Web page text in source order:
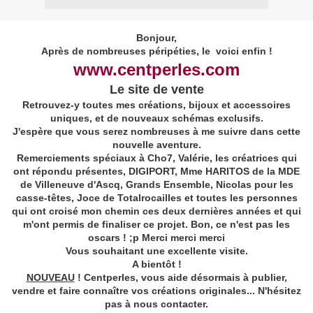
Bonjour,
Après de nombreuses péripéties, le voici enfin !
www.centperles.com
Le site de vente
Retrouvez-y toutes mes créations, bijoux et accessoires
uniques, et de nouveaux schémas exclusifs.
J'espère que vous serez nombreuses à me suivre dans cette
nouvelle aventure.
Remerciements spéciaux à Cho7, Valérie, les créatrices qui
ont répondu présentes, DIGIPORT, Mme HARITOS de la MDE
de Villeneuve d'Ascq, Grands Ensemble, Nicolas pour les
casse-têtes, Joce de Totalrocailles et toutes les personnes
qui ont croisé mon chemin ces deux dernières années et qui
m'ont permis de finaliser ce projet. Bon, ce n'est pas les
oscars ! ;p Merci merci merci
Vous souhaitant une excellente visite.
A bientôt !
NOUVEAU! Centperles, vous aide désormais à publier,
vendre et faire connaître vos créations originales... N'hésitez
pas à nous contacter.